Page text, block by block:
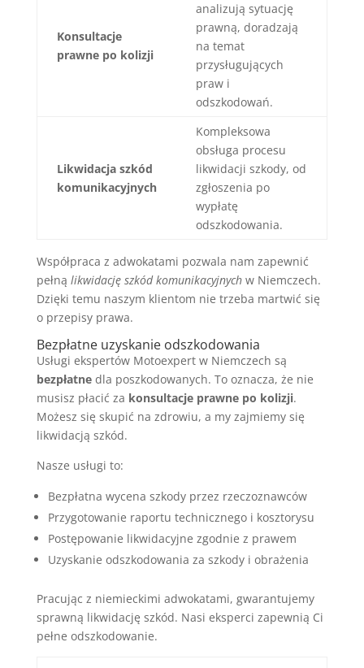
Konsultacje
prawne po kolizji
analizują sytuację
prawną, doradzają
na temat
przysługujących
praw i
odszkodowań.
Likwidacja szkód
komunikacyjnych
Kompleksowa
obsługa procesu
likwidacji szkody, od
zgłoszenia po
wypłatę
odszkodowania.
Współpraca z adwokatami pozwala nam zapewnić
pełną likwidację szkód komunikacyjnychw Niemczech.
Dzięki temu naszym klientom nie trzeba martwić się
o przepisy prawa.
Bezpłatne uzyskanie odszkodowania
Usługi ekspertów Motoexpert w Niemczech są
bezpłatnedla poszkodowanych. To oznacza, że nie
musisz płacić za konsultacje prawne po kolizji.
Możesz się skupić na zdrowiu, a my zajmiemy się
likwidacją szkód.
Nasze usługi to:
Bezpłatna wycena szkody przez rzeczoznawców
Przygotowanie raportu technicznego i kosztorysu
Postępowanie likwidacyjne zgodnie z prawem
Uzyskanie odszkodowania za szkody i obrażenia
Pracując z niemieckimi adwokatami, gwarantujemy
sprawną likwidację szkód. Nasi eksperci zapewnią Ci
pełne odszkodowanie.